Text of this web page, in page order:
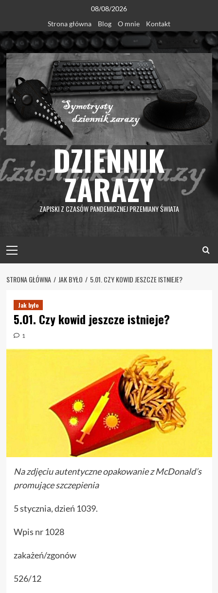
content
08/08/2026
Strona główna
Blog O mnie Kontakt
DZIENNIK
ZARAZY
ZAPISKI Z CZASÓW PANDEMICZNEJ PRZEMIANY ŚWIATA
Menu
STRONA GŁÓWNA JAK BYŁO 5.01. CZY KOWID JESZCZE ISTNIEJE?
Jak było
5.01. Czy kowid jeszcze istnieje?
1
Na zdjęciu autentyczne opakowanie z McDonald’s
promujące szczepienia
5 stycznia, dzień 1039.
Wpis nr 1028
zakażeń/zgonów
526/12